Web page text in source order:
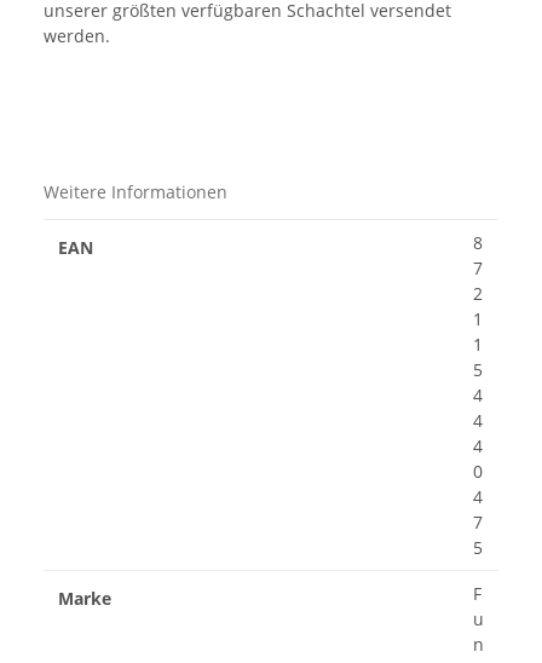
unserer größten verfügbaren Schachtel versendet
werden.
Weitere Informationen
EAN
8
7
2
1
1
5
4
4
4
0
4
7
5
Marke
F
u
n